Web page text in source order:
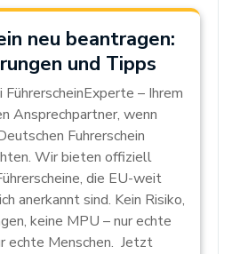
neu beantragen:
und Tipps
– Ihrem
Ansprechpartner, wenn
Fuhrerschein
Wir bieten offiziell
die EU-weit
anerkannt sind. Kein Risiko,
keine MPU – nur echte
echte Menschen. Jetzt